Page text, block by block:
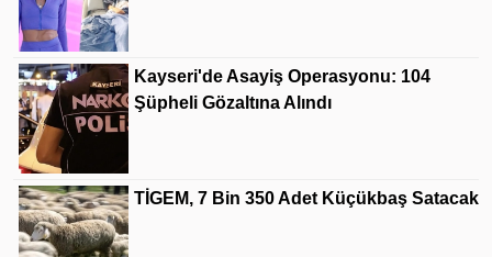
Kayseri'de Asayiş Operasyonu: 104
Şüpheli Gözaltına Alındı
TİGEM, 7 Bin 350 Adet Küçükbaş Satacak